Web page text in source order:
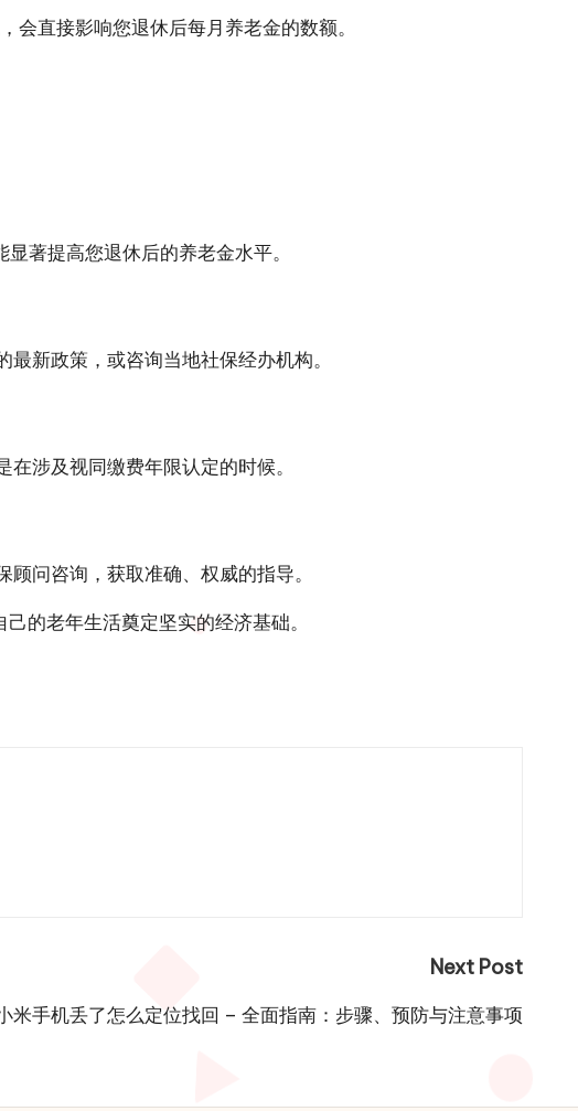
会直接影响您退休后每月养老金的数额。
著提高您退休后的养老金水平。
新政策，或咨询当地社保经办机构。
涉及视同缴费年限认定的时候。
问咨询，获取准确、权威的指导。
的老年生活奠定坚实的经济基础。
Next Post
米手机丢了怎么定位找回 – 全面指南：步骤、预防与注意事项